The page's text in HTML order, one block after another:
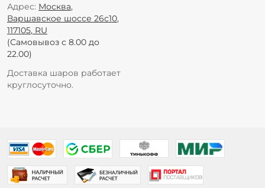
Адрес: Москва,
Варшавское шоссе 26с10,
117105, RU
(Самовывоз с 8.00 до
22.00)
Доставка шаров работает
круглосуточно.